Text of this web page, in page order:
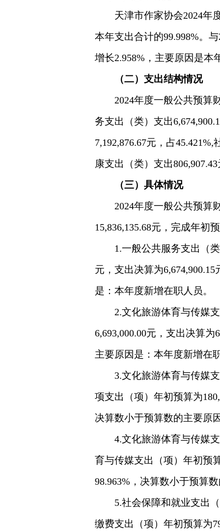
天津市作家协会2024年
本年支出合计的99.998%。
增长2.958% ，主要原因是本
（二）支出结构情况
2024年度一般公共预算
务支出（类）支出
7,192,876.67元，占
康支出（类）支出
（三）具体情况
2024年度一般公共预算
15,836,135.68元 ，完成年初
1.一般公共服务支出（
元，支出决算为
是：本年度新增在职人员。
2.文化旅游体育与传媒
6,693,000.00元，支出决算
主要原因是：本年度新增在
3.文化旅游体育与传媒
项支出（项）年初预算为
决算数小于预算数的主要原
4.文化旅游体育与传媒
育与传媒支出（项）年初预
98.963%，决算数小于预算
5.社会保障和就业支出
缴费支出（项）年初预算为